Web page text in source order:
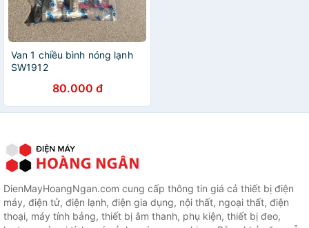
Van 1 chiều bình nóng lạnh
SW1912
80.000 đ
DienMayHoangNgan.com cung cấp thông tin giá cả thiết bị điện
máy, điện tử, điện lạnh, điện gia dụng, nội thất, ngoại thất, điện
thoại, máy tính bảng, thiết bị âm thanh, phụ kiện, thiết bị đeo,